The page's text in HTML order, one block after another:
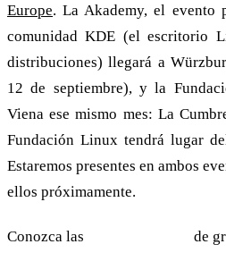
Europe. La Akademy, el evento
comunidad KDE (el escritorio
distribuciones) llegará a
12 de septiembre), y la
Viena ese mismo mes: La
Fundación Linux tendrá lugar
Estaremos presentes en ambos
ellos próximamente.
Conozca las de